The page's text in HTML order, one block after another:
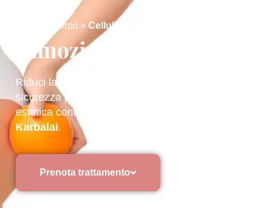
Corpo » Cellulite
Rimozione cellulite
Riduci la buccia d’arancia e ritrova la tua
sicurezza per la prova costume con la medicina
estetica contro la cellulite con il
Karbalai.
Prenota trattamento